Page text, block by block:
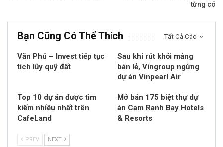
từng có
Tất Cả Các
Bạn Cũng Có Thể Thích
Văn Phú – Invest tiếp tục
tích lũy quỹ đất
Sau khi rút khỏi mảng
bán lẻ, Vingroup ngừng
dự án Vinpearl Air
Top 10 dự án được tìm
kiếm nhiều nhất trên
CafeLand
Mở bán 175 biệt thự dự
án Cam Ranh Bay Hotels
& Resorts
PREV NEXT